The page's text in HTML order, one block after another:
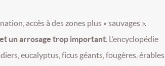
accès à des zones plus « sauvages ».
un arrosage trop important. L’encyclopédie
eucalyptus, ficus géants, fougères, érables